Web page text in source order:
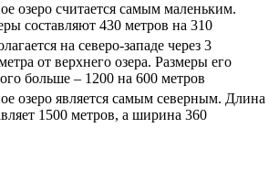
озеро считается самым маленьким.
составляют 430 метров на 310
на северо-западе через 3
от верхнего озера. Размеры его
больше – 1200 на 600 метров
озеро является самым северным. Длина
1500 метров, а ширина 360